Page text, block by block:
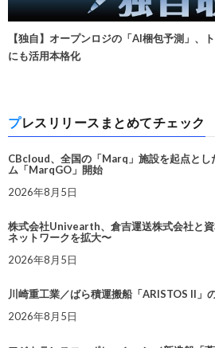
【独自】オープンロジの「AI梱包予測」、
にも活用本格化
プレスリリースまとめてチェック
CBcloud、全国の「Marq」施設を起点とし
ム「MarqGO」開始
2026年8月5日
株式会社Univearth、倉吉運送株式会社と
ネットワークを拡大〜
2026年8月5日
川崎重工業／ばら積運搬船「ARISTOS II」
2026年8月5日